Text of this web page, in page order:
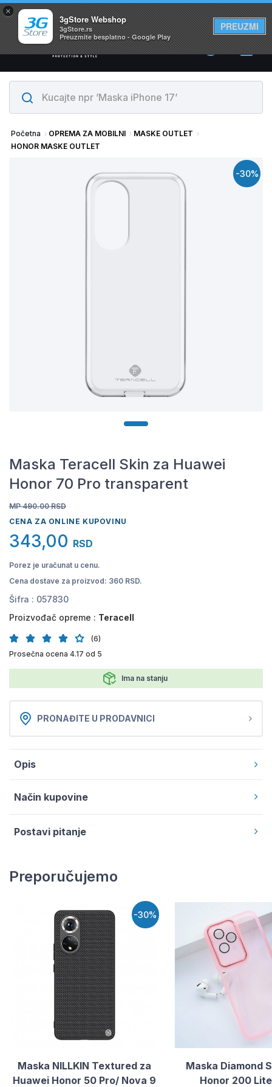
×
3gStore Webshop
3gStore.rs
Preuzmite besplatno - Google Play
PREUZMI
Svi proizvodi su na lageru. Slanje istog dana!
0
Početna OPREMA ZA MOBILNI
MASKE OUTLET
HONOR MASKE OUTLET
-30%
Maska Teracell Skin za Huawei
Honor 70 Pro transparent
MP 490.00 RSD
CENA ZA ONLINE KUPOVINU
343,00 RSD
Porez je uračunat u cenu.
Cena dostave za proizvod: 360 RSD.
Šifra : 057830
Proizvođač opreme : Teracell
(6)
Prosečna ocena 4.17 od 5
Ima na stanju
PRONAĐITE U PRODAVNICI
Opis
Način kupovine
Postavi pitanje
Preporučujemo
-30%
Maska NILLKIN Textured za
Huawei Honor 50 Pro/ Nova 9
Maska Diamond
Honor 200